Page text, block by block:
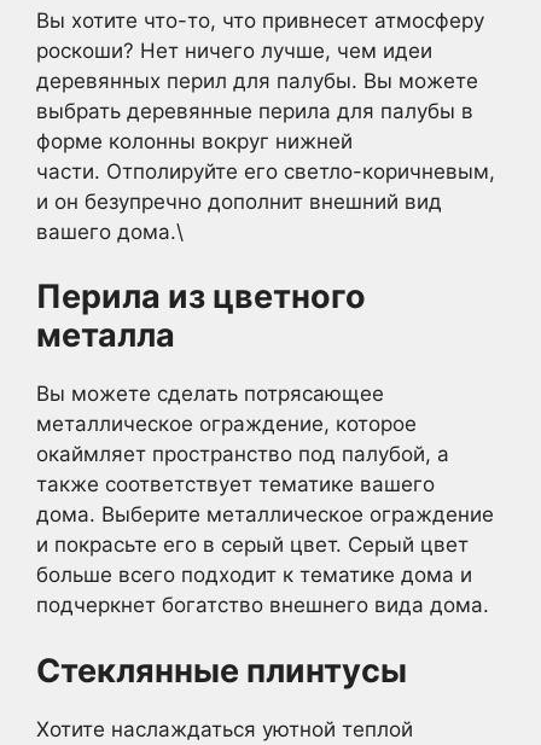
Вы хотите что-то, что привнесет атмосферу
роскоши? Нет ничего лучше, чем идеи
деревянных перил для палубы. Вы можете
выбрать деревянные перила для палубы в
форме колонны вокруг нижней
части. Отполируйте его светло-коричневым,
и он безупречно дополнит внешний вид
вашего дома.\
Перила из цветного
металла
Вы можете сделать потрясающее
металлическое ограждение, которое
окаймляет пространство под палубой, а
также соответствует тематике вашего
дома. Выберите металлическое ограждение
и покрасьте его в серый цвет. Серый цвет
больше всего подходит к тематике дома и
подчеркнет богатство внешнего вида дома.
Стеклянные плинтусы
Хотите наслаждаться уютной теплой